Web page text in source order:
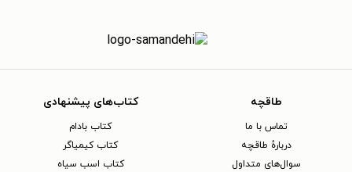
طاقچه
تماس با ما
دربارهٔ طاقچه
سوال‌های متداول
کتاب‌های پیشنهادی
کتاب بادام
کتاب کیمیاگر
کتاب اسب سیاه